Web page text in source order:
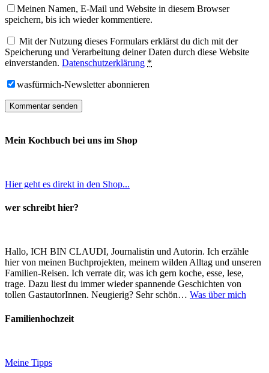
Meinen Namen, E-Mail und Website in diesem Browser
speichern, bis ich wieder kommentiere.
Mit der Nutzung dieses Formulars erklärst du dich mit der
Speicherung und Verarbeitung deiner Daten durch diese Website
einverstanden. Datenschutzerklärung *
wasfürmich-Newsletter abonnieren
Mein Kochbuch bei uns im Shop
Hier geht es direkt in den Shop...
wer schreibt hier?
Hallo, ICH BIN CLAUDI, Journalistin und Autorin. Ich erzähle
hier von meinen Buchprojekten, meinem wilden Alltag und unseren
Familien-Reisen. Ich verrate dir, was ich gern koche, esse, lese,
trage. Dazu liest du immer wieder spannende Geschichten von
tollen GastautorInnen. Neugierig? Sehr schön… Was über mich
Familienhochzeit
Meine Tipps